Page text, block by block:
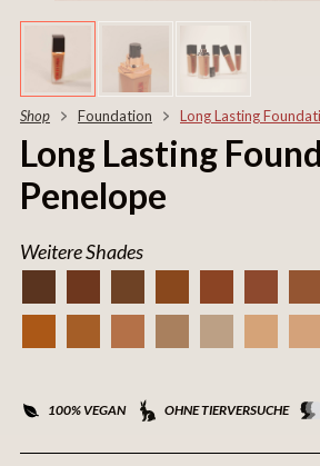
Shop Foundation Long Lasting
Long Lasting
Penelope
Weitere Shades
100% VEGAN OHNE TIERVERSUCHE